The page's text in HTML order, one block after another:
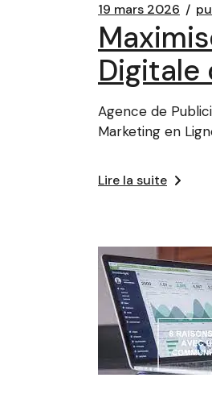
19 mars 2026
Digitale
Agence de
Marketing en
Lire la suite